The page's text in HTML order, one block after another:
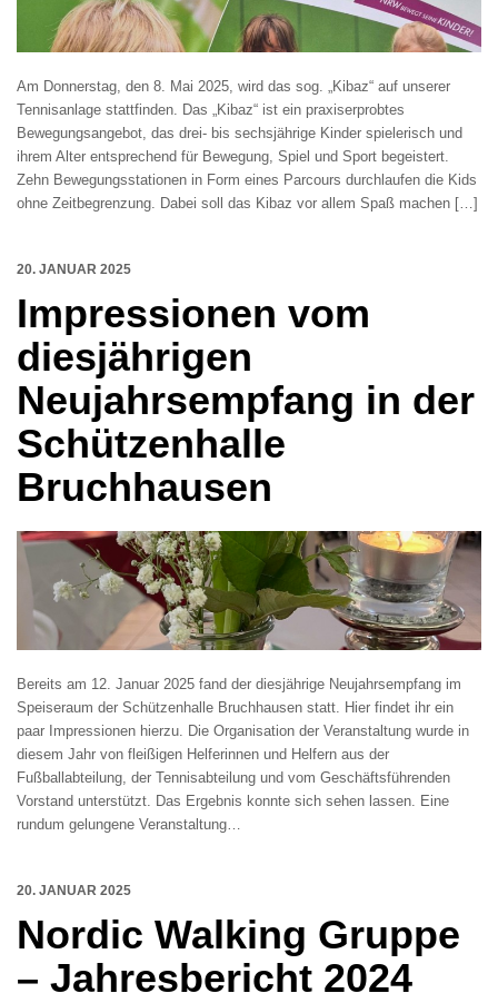
Am Donnerstag, den 8. Mai 2025, wird das sog. „Kibaz“ auf unserer
Tennisanlage stattfinden. Das „Kibaz“ ist ein praxiserprobtes
Bewegungsangebot, das drei- bis sechsjährige Kinder spielerisch und
ihrem Alter entsprechend für Bewegung, Spiel und Sport begeistert.
Zehn Bewegungsstationen in Form eines Parcours durchlaufen die Kids
ohne Zeitbegrenzung. Dabei soll das Kibaz vor allem Spaß machen […]
20. JANUAR 2025
Impressionen vom
diesjährigen
Neujahrsempfang in der
Schützenhalle
Bruchhausen
Bereits am 12. Januar 2025 fand der diesjährige Neujahrsempfang im
Speiseraum der Schützenhalle Bruchhausen statt. Hier findet ihr ein
paar Impressionen hierzu. Die Organisation der Veranstaltung wurde in
diesem Jahr von fleißigen Helferinnen und Helfern aus der
Fußballabteilung, der Tennisabteilung und vom Geschäftsführenden
Vorstand unterstützt. Das Ergebnis konnte sich sehen lassen. Eine
rundum gelungene Veranstaltung…
20. JANUAR 2025
Nordic Walking Gruppe
– Jahresbericht 2024